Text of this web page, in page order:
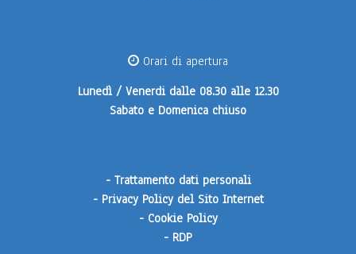
Orari di apertura
Lunedì / Venerdidalle 08.30 alle 12.30
Sabato e Domenica chiuso
- Trattamento dati personali
- Privacy Policy del Sito Internet
- Cookie Policy
- RDP